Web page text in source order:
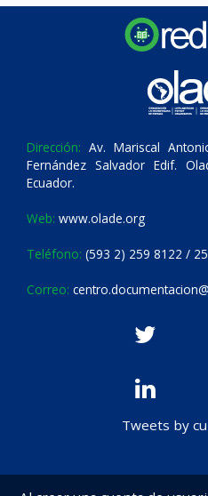
Dirección: Av. Mariscal
Fernández Salvador Edif.
Ecuador.
Web: www.olade.org
Teléfono: (593 2) 259 8122 /
Correo:
Tweets by